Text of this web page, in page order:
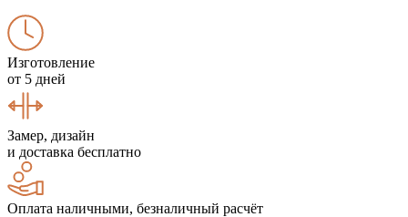
Изготовление
от 5 дней
Замер, дизайн
и доставка бесплатно
Оплата наличными, безналичный расчёт